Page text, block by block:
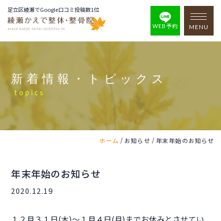
足立区綾瀬でGoogle口コミ投稿数1位
WEB予約 MENU
新着情報・トピックス
topics
ホーム / お知らせ / 年末年始のお知らせ
年末年始のお知らせ
2020.12.19